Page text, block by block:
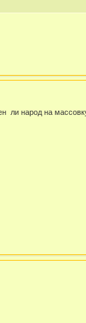
ли народ на